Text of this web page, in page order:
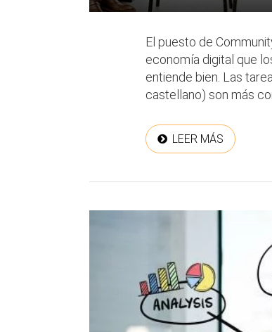
El puesto de
economía digital que
entiende bien. Las
castellano) son más
LEER MÁS